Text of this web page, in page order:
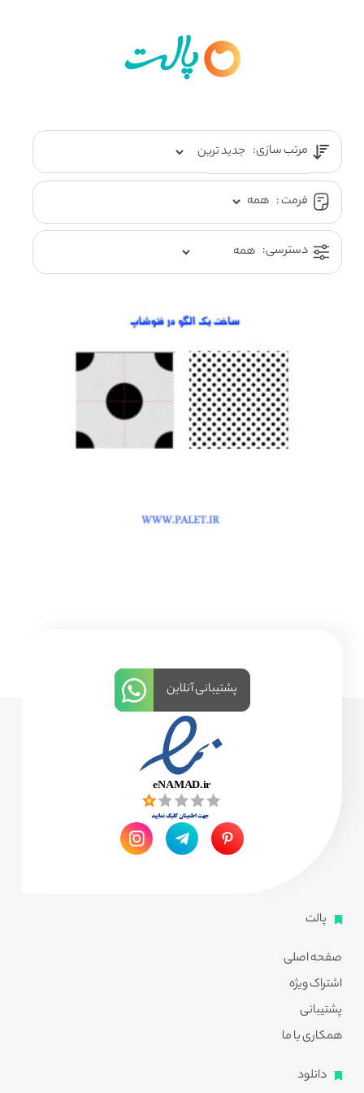
مرتب سازی:
فرمت :
دسترسی:
پالت
صفحه اصلی
اشتراک ویژه
پشتیبانی
همکاری با ما
دانلود
پشتیبانی آنلاین